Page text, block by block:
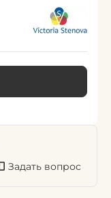
Задать вопрос